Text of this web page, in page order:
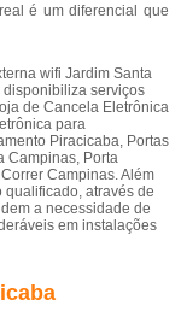
é um diferencial que
wifi Jardim Santa
disponibiliza serviços
de Cancela Eletrônica
para
Piracicaba, Portas
Campinas, Porta
Campinas. Além
qualificado, através de
a necessidade de
em instalações